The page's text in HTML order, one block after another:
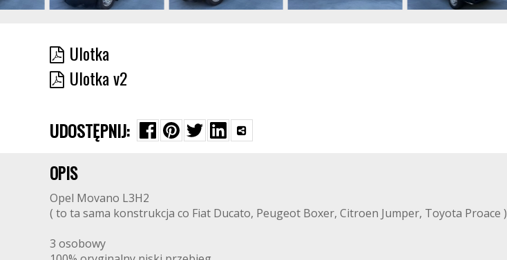
Ulotka
Ulotka v2
UDOSTĘPNIJ:
OPIS
Opel Movano L3H2
( to ta sama konstrukcja co Fiat Ducato, Peugeot Boxer, Citroen Jumper, Toyota Proace )
3 osobowy